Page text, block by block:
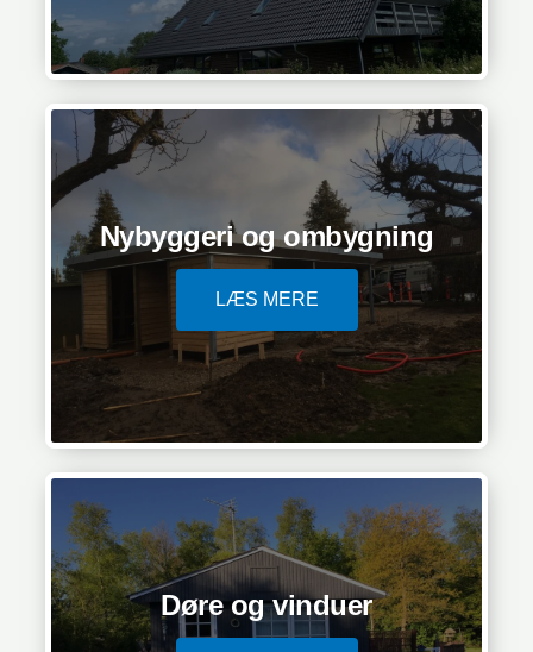
Nybyggeri og ombygning
LÆS MERE
Døre og vinduer